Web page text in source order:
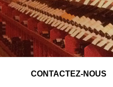
CONTACTEZ-NOUS